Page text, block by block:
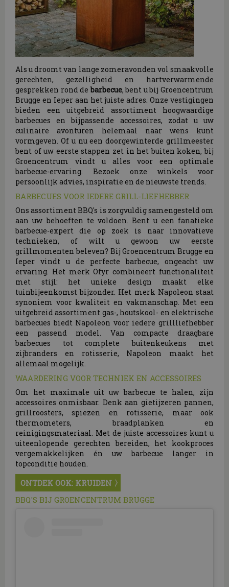
Als u droomt van lange zomeravonden vol smaakvolle
gerechten, gezelligheid en hartverwarmende
gesprekken rond debarbecue, bent u bij Groencentrum
Brugge en Ieper aan het juiste adres. Onze vestigingen
bieden een uitgebreid assortiment hoogwaardige
barbecues en bijpassende accessoires, zodat u uw
culinaire avonturen helemaal naar wens kunt
vormgeven. Of u nu een doorgewinterde grillmeester
bent of uw eerste stappen zet in het buiten koken, bij
Groencentrum vindt u alles voor een optimale
barbecue-ervaring. Bezoek onze winkels voor
persoonlijk advies, inspiratie en de nieuwste trends.
BARBECUES VOOR IEDERE GRILL-LIEFHEBBER
Ons assortiment BBQ's is zorgvuldig samengesteld om
aan uw behoeften te voldoen. Bent u een fanatieke
barbecue-expert die op zoek is naar innovatieve
technieken, of wilt u gewoon uw eerste
grillmomenten beleven? Bij Groencentrum Brugge en
Ieper vindt u de perfecte barbecue, ongeacht uw
ervaring. Het merk Ofyr combineert functionaliteit
met stijl: het unieke design maakt elke
tuinbijeenkomst bijzonder. Het merk Napoleon staat
synoniem voor kwaliteit en vakmanschap. Met een
uitgebreid assortiment gas-, houtskool- en elektrische
barbecues biedt Napoleon voor iedere grillliefhebber
een passend model. Van compacte draagbare
barbecues tot complete buitenkeukens met
zijbranders en rotisserie, Napoleon maakt het
allemaal mogelijk.
WAARDERING VOOR TECHNIEK EN ACCESSOIRES
Om het maximale uit uw barbecue te halen, zijn
accessoires onmisbaar. Denk aan gietijzeren pannen,
grillroosters, spiezen en rotisserie, maar ook
thermometers, braadplanken en
reinigingsmateriaal. Met de juiste accessoires kunt u
uiteenlopende gerechten bereiden, het kookproces
vergemakkelijken én uw barbecue langer in
topconditie houden.
ONTDEK OOK: KRUIDEN
BBQ'S BIJ GROENCENTRUM BRUGGE